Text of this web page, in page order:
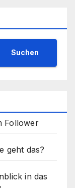
Suchen
Follower
geht das?
in das